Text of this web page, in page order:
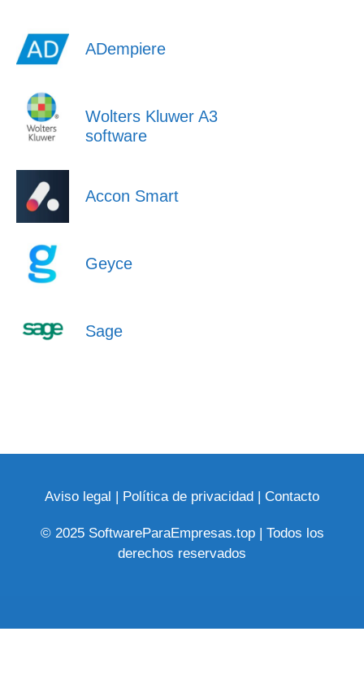
ADempiere
Wolters Kluwer A3
software
Accon Smart
Geyce
Sage
Aviso legal | Política de privacidad | Contacto
© 2025 SoftwareParaEmpresas.top | Todos los
derechos reservados